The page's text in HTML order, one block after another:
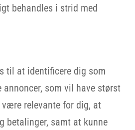
behandles i strid med
til at identificere dig som
annoncer, som vil have størst
relevante for dig, at
betalinger, samt at kunne